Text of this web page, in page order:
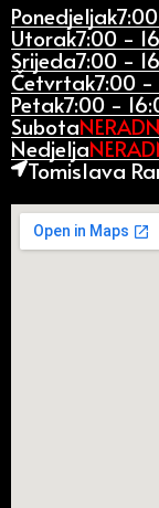
Ponedjeljak
Utorak7:00 -
Srijeda7:00 -
Četvrtak7:00 -
Petak7:00 -
Subota
Nedjelja
Tomislava